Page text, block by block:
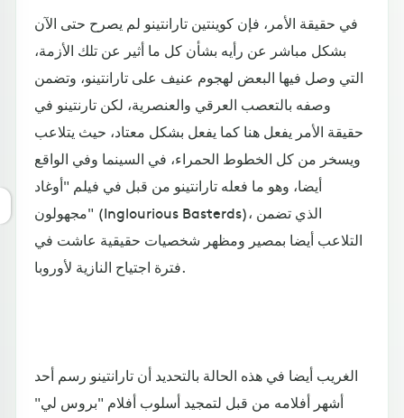
في حقيقة الأمر، فإن كوينتين تارانتينو لم يصرح حتى الآن
بشكل مباشر عن رأيه بشأن كل ما أثير عن تلك الأزمة،
التي وصل فيها البعض لهجوم عنيف على تارانتينو، وتضمن
وصفه بالتعصب العرقي والعنصرية، لكن تارنتينو في
حقيقة الأمر يفعل هنا كما يفعل بشكل معتاد، حيث يتلاعب
ويسخر من كل الخطوط الحمراء، في السينما وفي الواقع
أيضا، وهو ما فعله تارانتينو من قبل في فيلم "أوغاد
مجهولون" (Inglourious Basterds)، الذي تضمن
التلاعب أيضا بمصير ومظهر شخصيات حقيقية عاشت في
فترة اجتياح النازية لأوروبا.
الغريب أيضا في هذه الحالة بالتحديد أن تارانتينو رسم أحد
أشهر أفلامه من قبل لتمجيد أسلوب أفلام "بروس لي"